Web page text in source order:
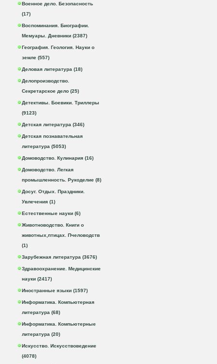
Военное дело. Безопасность
(17)
Воспоминания. Биографии.
Мемуары. Дневники (2387)
География. Геология. Науки о
земле (557)
Деловая литература (18)
Делопроизводство.
Секретарское дело (25)
Детективы. Боевики. Триллеры
(9123)
Детская литература (346)
Детская познавательная
литература (5053)
Домоводство. Кулинария (16)
Домоводство. Легкая
промышленность. Рукоделие (8)
Досуг. Отдых. Праздники.
Увлечения (1)
Естественные науки (6)
Животноводство. Книги о
животных,птицах. Пчеловодств
(1)
Зарубежная литература (3676)
Здравоохранение. Медицинские
науки (2417)
Иностранные языки (1597)
Информатика. Компьютерная
литература (68)
Информатика. Компьютерные
литература (20)
Искусство. Искусствоведение
(4078)